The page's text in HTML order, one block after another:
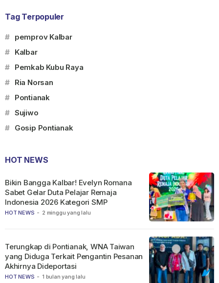
Tag Terpopuler
# pemprov Kalbar
# Kalbar
# Pemkab Kubu Raya
# Ria Norsan
# Pontianak
# Sujiwo
# Gosip Pontianak
HOT NEWS
HOT NEWS - 2 minggu yang lalu
Bikin Bangga Kalbar! Evelyn Romana
Sabet Gelar Duta Pelajar Remaja
Indonesia 2026 Kategori SMP
HOT NEWS - 1 bulan yang lalu
Terungkap di Pontianak, WNA Taiwan
yang Diduga Terkait Pengantin Pesanan
Akhirnya Dideportasi